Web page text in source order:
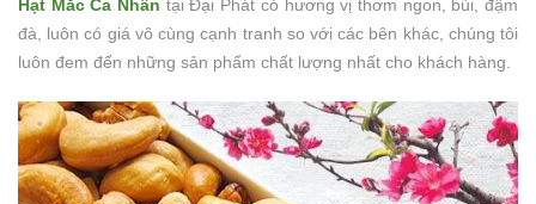
Hạt Mắc Ca Nhân tại Đại Phát có hương vị thơm ngon, bùi, đậm
đà, luôn có giá vô cùng cạnh tranh so với các bên khác, chúng tôi
luôn đem đến những sản phẩm chất lượng nhất cho khách hàng.